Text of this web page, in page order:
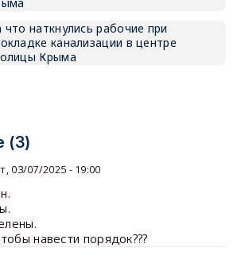
что наткнулись рабочие при
канализации в центре
Крыма
(3)
03/07/2025 - 19:00
навести порядок???